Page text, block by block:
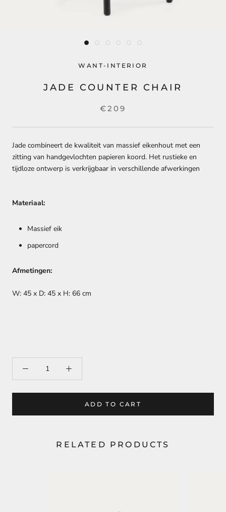
WANT-INTERIOR
JADE COUNTER CHAIR
€209
Jade combineert de kwaliteit van massief eikenhout met een
zitting van handgevlochten papieren koord. Het rustieke en
tijdloze ontwerp is verkrijgbaar in verschillende afwerkingen
Materiaal:
Massief eik
papercord
Afmetingen:
W: 45 x D: 45 x H: 66 cm
ADD TO CART
RELATED PRODUCTS